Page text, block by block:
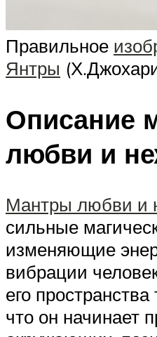
Правильное
Янтры
Описание
любви и
Мантры любви и
сильные
изменяющие
вибрации
его
что он начинает